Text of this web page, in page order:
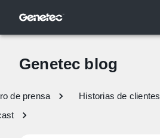
Genetec blog
de prensa
Historias de clientes